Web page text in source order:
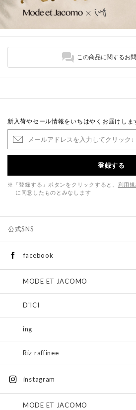
この商品に関するお
新入荷やセール情報をいちはやくお届けしま
登録する
※「登録する」ボタンをクリックすると、 利用
に同意したものとみなします
公式SNS
facebook
MODE ET JACOMO
D'ICI
ing
Riz raffinee
instagram
MODE ET JACOMO